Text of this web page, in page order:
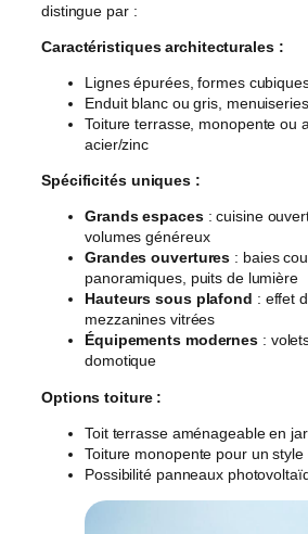
distingue par :
Caractéristiques architecturales :
Lignes épurées, formes
Enduit blanc ou gris,
Toiture terrasse, monopente ou
acier/zinc
Spécificités uniques :
Grands espaces: cuisine
volumes généreux
Grandes ouvertures : baies
panoramiques, puits de lumière
Hauteurs sous plafond : effet
mezzanines vitrées
Équipements modernes :
domotique
Options toiture :
Toit terrasse aménageable en
Toiture monopente pour un
Possibilité panneaux